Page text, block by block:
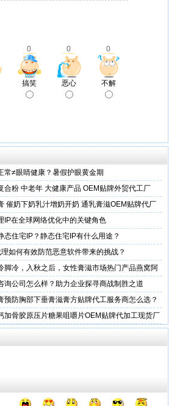
0 0 0
搞笑 恶心 不解
常≠眼睛健康？暑假护眼黄金期
合粉 中老年 大健康产品 OEM贴牌外贸代工厂
催奶下奶乳汁增奶开奶 通乳膏滋OEM贴牌代厂
IP在全球网络优化中的关键角色
态住宅IP？静态住宅IP有什么用途？
理如何有效防范恶意软件带来的挑战？
脚冷，入秋之后，女性膏滋市场热门产品燕窝阿
询公司怎么样？助力企业探寻商战制胜之道
预防胸部下垂膏滋膏方贴牌代工服务商怎么选？
加骨胶原压片糖果咀嚼片OEM贴牌代加工现货厂